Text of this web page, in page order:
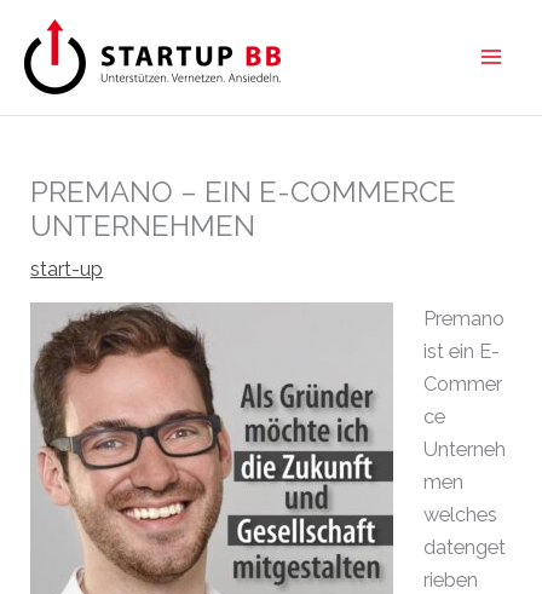
Inhalt
springen
PREMANO – EIN E-COMMERCE
UNTERNEHMEN
start-up
Premano
ist ein E-
Commer
ce
Unterneh
men
welches
datenget
rieben